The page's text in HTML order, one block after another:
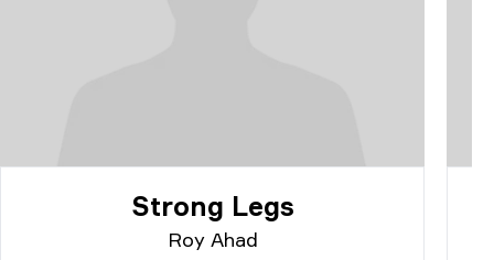
Strong Legs
Roy Ahad